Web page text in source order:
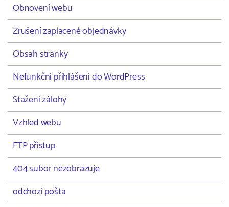
Obnovení webu
Zrušení zaplacené objednávky
Obsah stránky
Nefunkční přihlášení do WordPress
Stažení zálohy
Vzhled webu
FTP přístup
404 subor nezobrazuje
odchozí pošta